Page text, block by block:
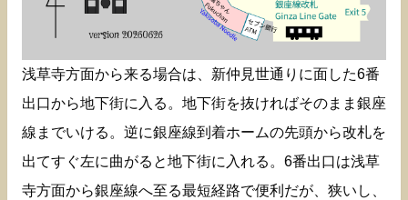
浅草寺方面から来る場合は、新仲見世通りに面した6番
出口から地下街に入る。地下街を抜ければそのまま銀座
線までいける。逆に銀座線到着ホームの先頭から改札を
出てすぐ左に曲がると地下街に入れる。6番出口は浅草
寺方面から銀座線へ至る最短経路で便利だが、狭いし、